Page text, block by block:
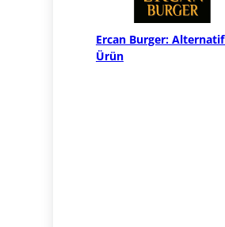
Ercan Burger: Alternatif
Ürün